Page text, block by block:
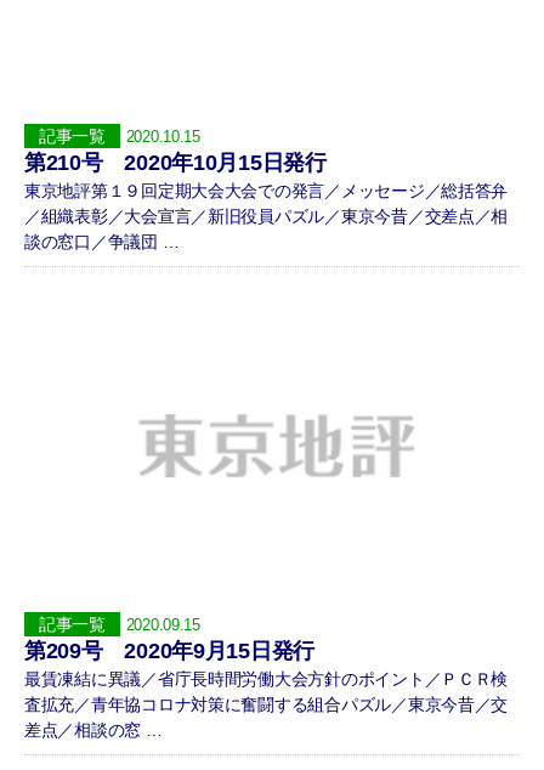
記事一覧 2020.10.15
第210号 2020年10月15日発行
東京地評第１９回定期大会大会での発言／メッセージ／総括答弁
／組織表彰／大会宣言／新旧役員パズル／東京今昔／交差点／相
談の窓口／争議団 …
記事一覧 2020.09.15
第209号 2020年9月15日発行
最賃凍結に異議／省庁長時間労働大会方針のポイント／ＰＣＲ検
査拡充／青年協コロナ対策に奮闘する組合パズル／東京今昔／交
差点／相談の窓 …